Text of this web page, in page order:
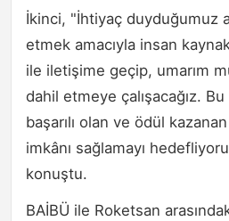
İkinci, "İhtiyaç duyduğumuz
etmek amacıyla insan
ile iletişime geçip, umarım
dahil etmeye çalışacağız.
başarılı olan ve ödül
imkânı sağlamayı
konuştu.
BAİBÜ ile Roketsan